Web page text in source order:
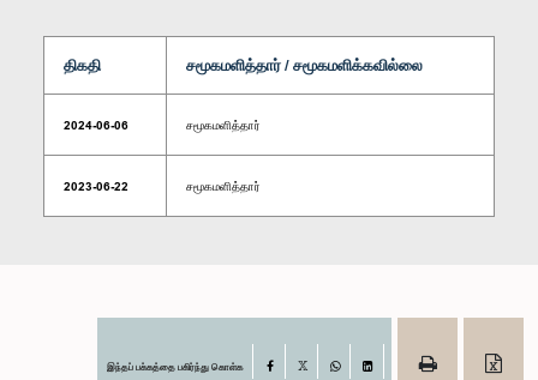
திகதி சமூகமளித்தார் / சமூகமளிக்கவில்லை
2024-06-06 சமூகமளித்தார்
2023-06-22 சமூகமளித்தார்
இந்தப் பக்கத்தை பகிர்ந்து கொள்க Facebook